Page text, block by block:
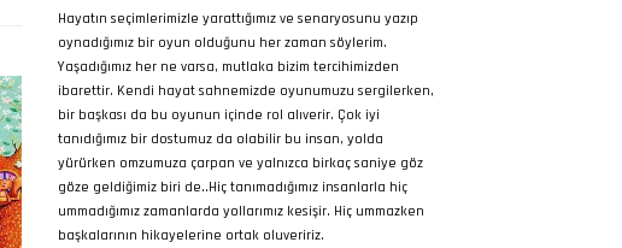
Hayatın seçimlerimizle yarattığımız ve senaryosunu yazıp
oynadığımız bir oyun olduğunu her zaman söylerim.
Yaşadığımız her ne varsa, mutlaka bizim tercihimizden
ibarettir. Kendi hayat sahnemizde oyunumuzu sergilerken,
bir başkası da bu oyunun içinde rol alıverir. Çok iyi
tanıdığımız bir dostumuz da olabilir bu insan, yolda
yürürken omzumuza çarpan ve yalnızca birkaç saniye göz
göze geldiğimiz biri de..Hiç tanımadığımız insanlarla hiç
ummadığımız zamanlarda yollarımız kesişir. Hiç ummazken
başkalarının hikayelerine ortak oluveririz.